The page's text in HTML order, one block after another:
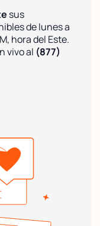
sus
de lunes a
hora del Este.
vivo al (877)